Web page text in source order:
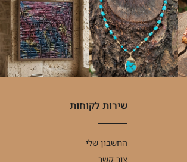
שירות לקוחות
החשבון שלי
צור קשר